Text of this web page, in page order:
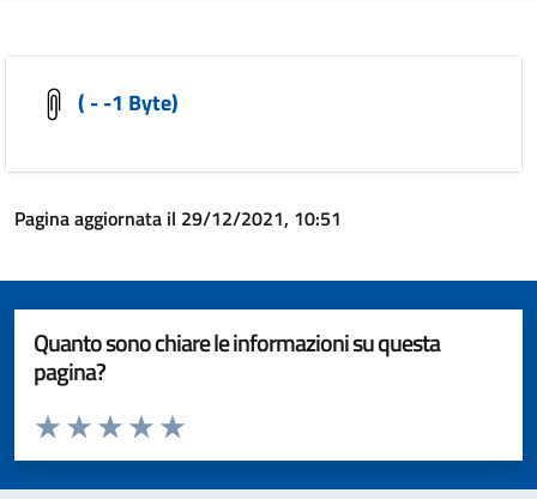
( - -1 Byte)
Pagina aggiornata il 29/12/2021, 10:51
Quanto sono chiare le informazioni su questa
pagina?
Valuta da 1 a 5 stelle la pagina
Valuta 5 stelle su 5
Valuta 4 stelle su 5
Valuta 3 stelle su 5
Valuta 2 stelle su 5
Valuta 1 stelle su 5